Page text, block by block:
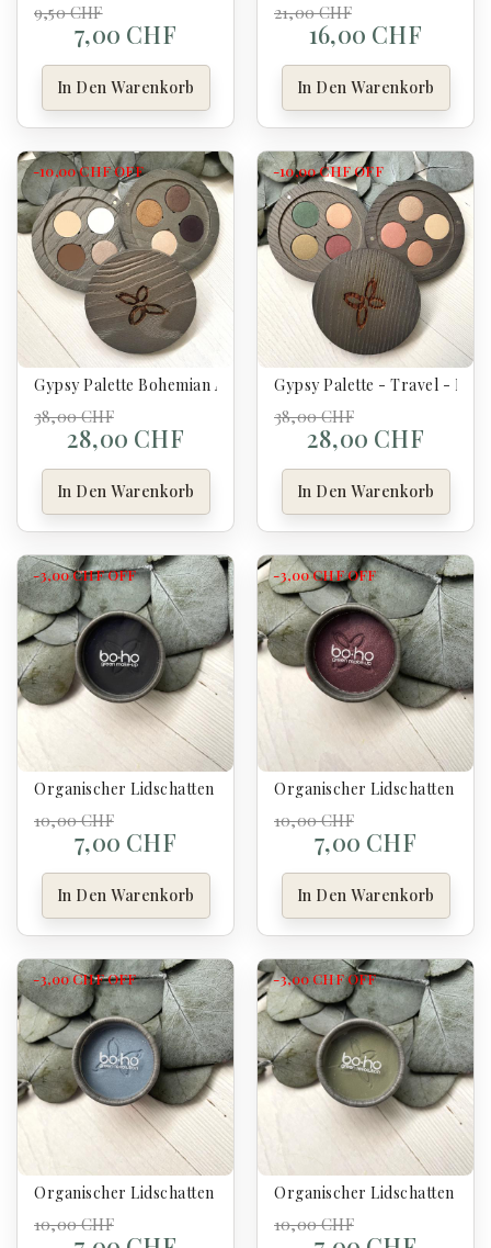
9,50 CHF
7,00 CHF
In Den Warenkorb
21,00 CHF
16,00 CHF
In Den Warenkorb
Gypsy Palette Bohemian Artist - Boho
38,00 CHF
-10,00 CHFOFF
28,00 CHF
In Den Warenkorb
Gypsy Palette - Travel -
38,00 CHF
-10,00 CHFOFF
28,00 CHF
In Den Warenkorb
Organischer Lidschatten Mate 158 Black - Boho
10,00 CHF
-3,00 CHFOFF
7,00 CHF
In Den Warenkorb
Organischer Lidschatten 241
10,00 CHF
-3,00 CHFOFF
7,00 CHF
In Den Warenkorb
Organischer Lidschatten Nacrée 212 Christèle - Boho
10,00 CHF
-3,00 CHFOFF
Organischer Lidschatten
10,00 CHF
-3,00 CHFOFF